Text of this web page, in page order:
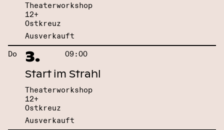
Theaterworkshop
12+
Ostkreuz
Ausverkauft
Do
3. 09:00
Start im Strahl
Theaterworkshop
12+
Ostkreuz
Ausverkauft